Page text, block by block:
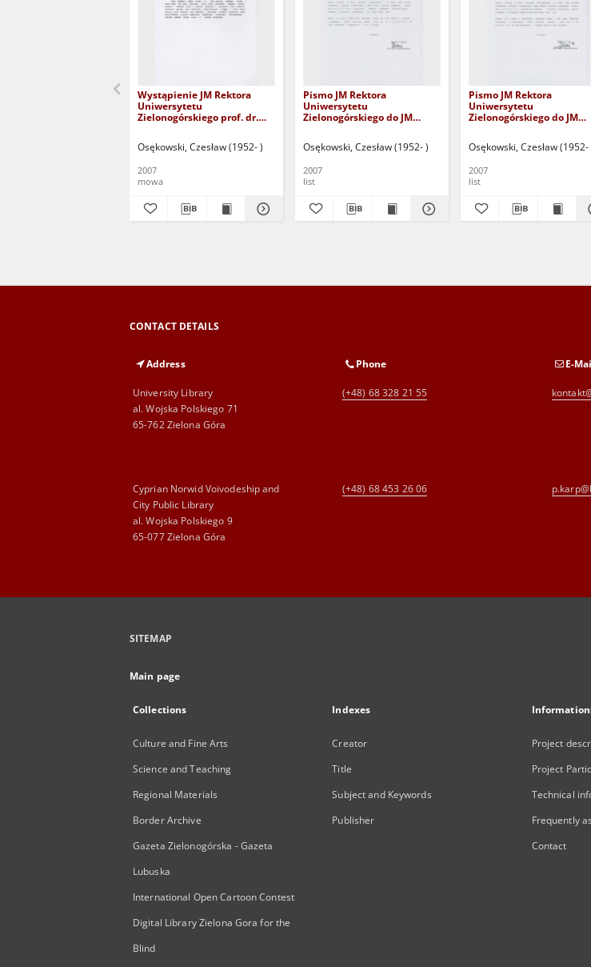
Wystąpienie JM Rektora
Uniwersytetu
Zielonogórskiego prof. dr.
nadania tytułu doktora
Henrykowi Tuni
Osękowski, Czesław (1952- )
2007
mowa
Pismo JM Rektora
Uniwersytetu
Zielonogórskiego do JM
zaopiniowania przez Senat
wniosku o nadanie prof.
Henrykowi Tuni tytułu
Osękowski, Czesław (1952- )
2007
list
Pismo JM Rektora
Uniwersytetu
Zielonogórskiego do JM
zaopiniowania przez
wniosku o nadanie prof.
Henrykowi Tuni tytułu
Osękowski, Czesław (1952-
2007
list
CONTACT DETAILS
Address
University Library
al. Wojska Polskiego 71
65-762 Zielona Góra
Phone
(+48) 68 328 21 55
E-
Cyprian Norwid Voivodeship and
City Public Library
al. Wojska Polskiego 9
65-077 Zielona Góra
(+48) 68 453 26 06
SITEMAP
Main page
Collections
Culture and Fine Arts
Science and Teaching
Regional Materials
Border Archive
Gazeta Zielonogórska - Gazeta
Lubuska
International Open Cartoon Contest
Digital Library Zielona Gora for the
Blind
Indexes
Creator
Title
Subject and Keywords
Publisher
Project
Project
Technical
Frequently
Contact